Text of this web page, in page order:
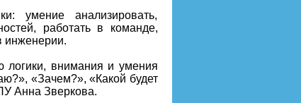
умение анализировать,
работать в команде,
инженерии.
логики, внимания и умения
«Зачем?», «Какой будет
Анна Зверкова.